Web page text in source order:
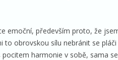
emoční, především proto, že
obrovskou sílu nebránit se pláči
harmonie v sobě, sama